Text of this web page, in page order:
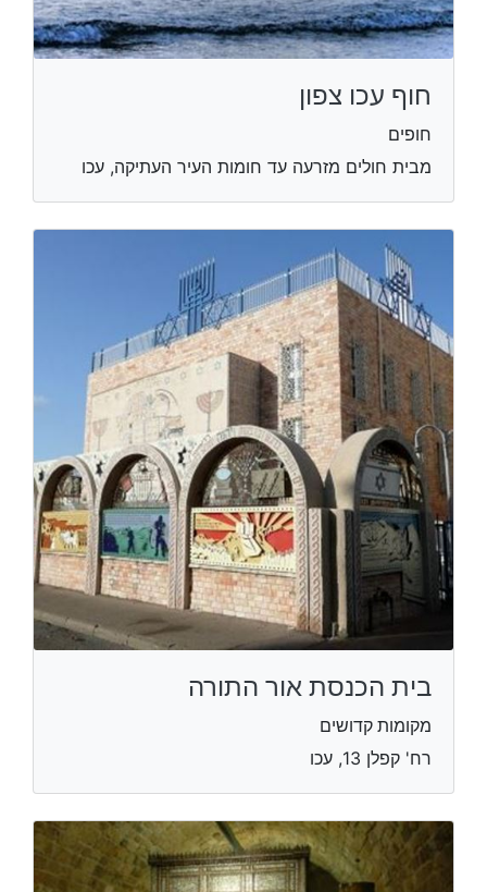
חוף עכו צפון
חופים
מבית חולים מזרעה עד חומות העיר העתיקה, עכו
בית הכנסת אור התורה
מקומות קדושים
רח' קפלן 13, עכו